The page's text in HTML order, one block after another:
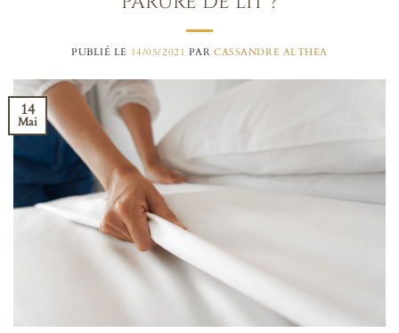
PUBLIÉ LE 14/05/2021 PARCASSANDRE ALTHEA
14
Mai